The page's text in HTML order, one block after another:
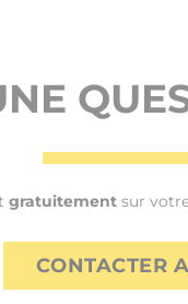
gratuitementsur
CONTACTER